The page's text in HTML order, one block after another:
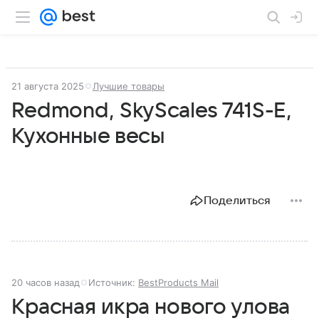
21 августа 2025 Лучшие товары
Redmond, SkyScales 741S-E,
Кухонные весы
Поделиться
20 часов назад Источник: BestProducts Mail
Красная икра нового улова